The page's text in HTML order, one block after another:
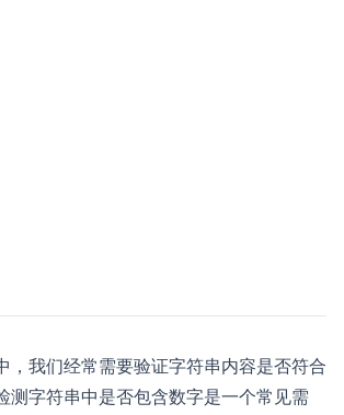
，我们经常需要验证字符串内容是否符合
测字符串中是否包含数字是一个常见需